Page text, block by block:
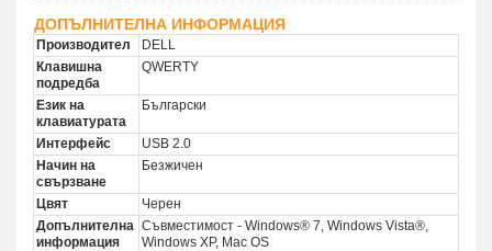
ДОПЪЛНИТЕЛНА ИНФОРМАЦИЯ
Производител
DELL
Клавишна
подредба
QWERTY
Език на
клавиатурата
Български
Интерфейс
USB 2.0
Начин на
свързване
Безжичен
Цвят
Черен
Допълнителна
информация
Съвместимост - Windows® 7, Windows Vista®,
Windows XP, Mac OS